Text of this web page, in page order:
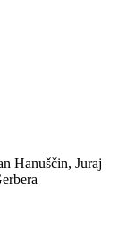
Hanuščin, Juraj